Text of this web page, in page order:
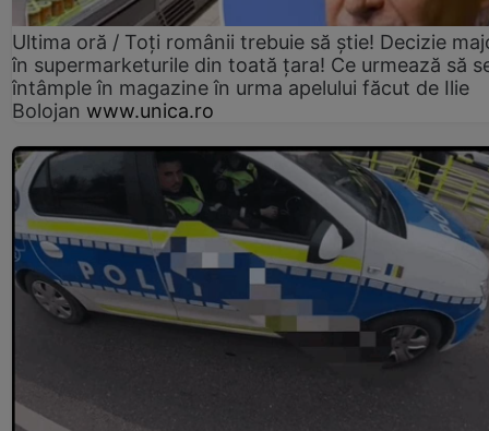
Ultima oră / Toți românii trebuie să știe! Decizie
în supermarketurile din toată țara! Ce urmează să
întâmple în magazine în urma apelului făcut de Ilie
Bolojan www.unica.ro